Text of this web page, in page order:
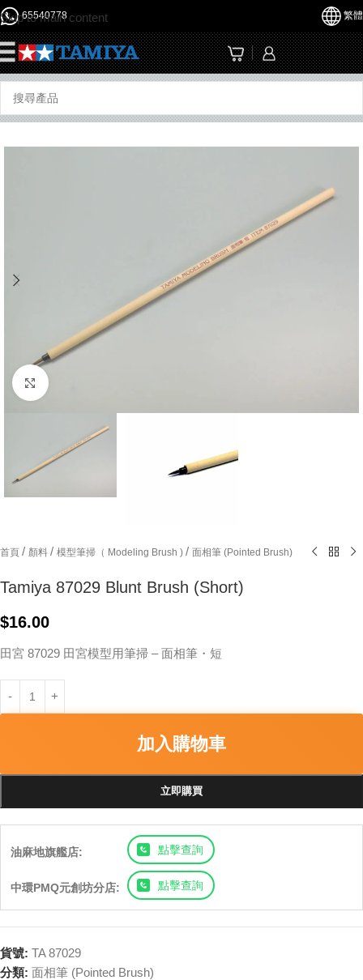
Skip to main content
65540778 繁體
Click to enlarge
首頁 / 顏料 / 模型筆掃（ Modeling Brush ) / 面相筆 (Pointed Brush)
Tamiya 87029 Blunt Brush (Short)
$16.00
田宮 87029 田宮模型用筆掃 – 面相筆・短
加入購物車
立即購買
油麻地旗艦店: 點擊查詢
中環PMQ元創坊分店: 點擊查詢
貨號: TA 87029
分類: 面相筆 (Pointed Brush)